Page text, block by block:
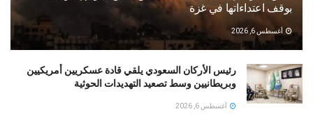
بوقف اعتداءاتها في غزة
أغسطس 6, 2026
رئيس الأركان السعودي يلقي قادة عسكريين أمريكيين
وبريطانيين وسط تصعيد التهديدات الحوثية
أغسطس 6, 2026